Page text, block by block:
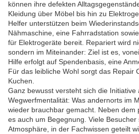
können ihre defekten
Kleidung über Möbel bis hin zu
Helfer unterstützen beim
Nähmaschine, eine Fahrradstation
für Elektrogeräte bereit. Repariert wird
sondern im Miteinander: Ziel ist es,
Hilfe erfolgt auf Spendenbasis, eine
Für das leibliche Wohl sorgt das Repair
Kuchen.
Ganz bewusst versteht sich die
Wegwerfmentalität: Was andernorts im
wieder brauchbar gemacht. Neben dem
es auch um Begegnung. Viele
Atmosphäre, in der Fachwissen geteilt